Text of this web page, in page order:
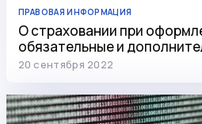
ПРАВОВАЯ ИНФОРМАЦИЯ
О страховании при
обязательные и
20 сентября 2022